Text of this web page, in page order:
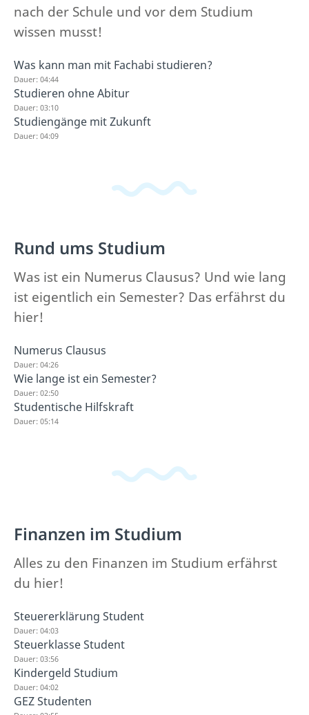
nach der Schule und vor dem Studium
wissen musst!
Was kann man mit Fachabi studieren?
Dauer: 04:44
Studieren ohne Abitur
Dauer: 03:10
Studiengänge mit Zukunft
Dauer: 04:09
Rund ums Studium
Was ist ein Numerus Clausus? Und wie lang
ist eigentlich ein Semester? Das erfährst du
hier!
Numerus Clausus
Dauer: 04:26
Wie lange ist ein Semester?
Dauer: 02:50
Studentische Hilfskraft
Dauer: 05:14
Finanzen im Studium
Alles zu den Finanzen im Studium erfährst
du hier!
Steuererklärung Student
Dauer: 04:03
Steuerklasse Student
Dauer: 03:56
Kindergeld Studium
Dauer: 04:02
GEZ Studenten